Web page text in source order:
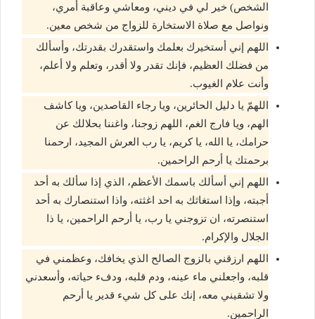
الشخص) خير لي في ديني، ومعاشي وعاقبة أمري،
ونواصل مع صلاة الاستخارة للزواج من شخص معين.
اللهم إني أستخيرك بعلمك واستقدرك بقدرتك، وأسألك
من فضلك العظيم، فإنك تقدر ولا أقدر، وتعلم ولا أعلم،
وأنت علام الغيوب.
اللهمّ يا دليل الحائرين، ويا رجاء القاصدين، ويا كاشف
الهم، ويا فارج الغم، اللهم زوجنا، واغننا بحلالك عن
حرامك، يا الله، يا كريم، يا رب العرش المجيد، ارحمنا
برحمتك يا أرحم الراحمين.
اللهم إني أسألك باسمك الأعظم، الذي إذا سألك به أحد
أجبته، وإذا استغاثك به احد اغثته، واذا استنصارك به أحد
استنصرته، ان تزوجني يا رب، يا أرحم الراحمين، يا ذا
الجلال والإكرام.
اللهم ارزقني بالزوج الصالح الذي يخافك، وعظمني في
قلبه، واجعلني ماء عينه، ودم قلبه، ودفء حياته، وأسعدني
ولا تشقيني معه، إنك على كل شيء قدير يا أرحم
الراحمين.